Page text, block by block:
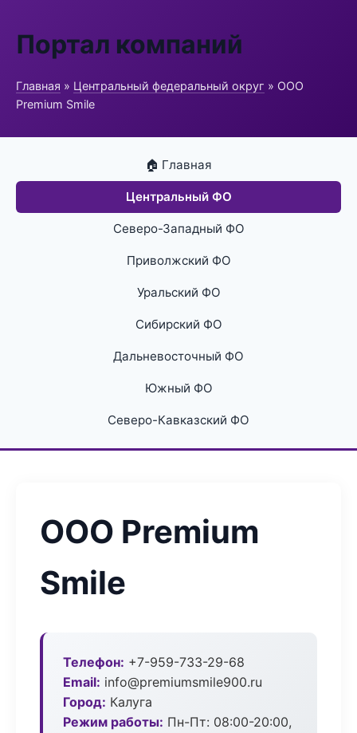
Портал компаний
Главная » Центральный федеральный округ » ООО
Premium Smile
🏠 Главная
Центральный ФО
Северо-Западный ФО
Приволжский ФО
Уральский ФО
Сибирский ФО
Дальневосточный ФО
Южный ФО
Северо-Кавказский ФО
ООО Premium
Smile
Телефон: +7-959-733-29-68
Email: info@premiumsmile900.ru
Город: Калуга
Режим работы: Пн-Пт: 08:00-20:00,